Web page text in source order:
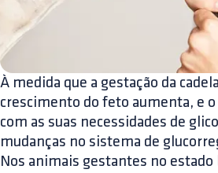
À medida que a gestação da
crescimento do feto aumenta, e
com as suas necessidades de
mudanças no sistema de
Nos animais gestantes no